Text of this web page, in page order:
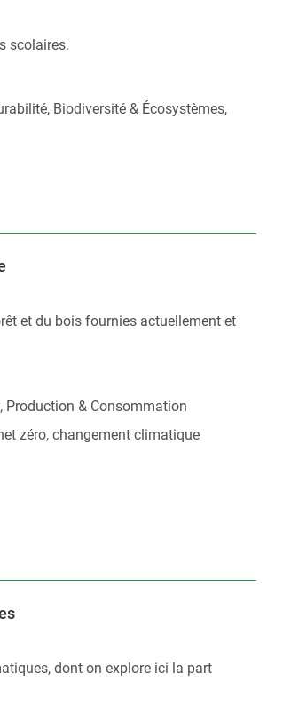
scolaires.
Biodiversité & Écosystèmes,
et du bois fournies actuellement et
Production & Consommation
zéro, changement climatique
dont on explore ici la part